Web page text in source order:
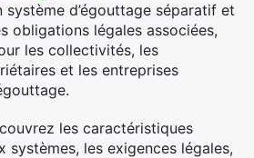
d’égouttage séparatif et
obligations légales associées,
les collectivités, les
et les entreprises
les caractéristiques
systèmes, les exigences légales,